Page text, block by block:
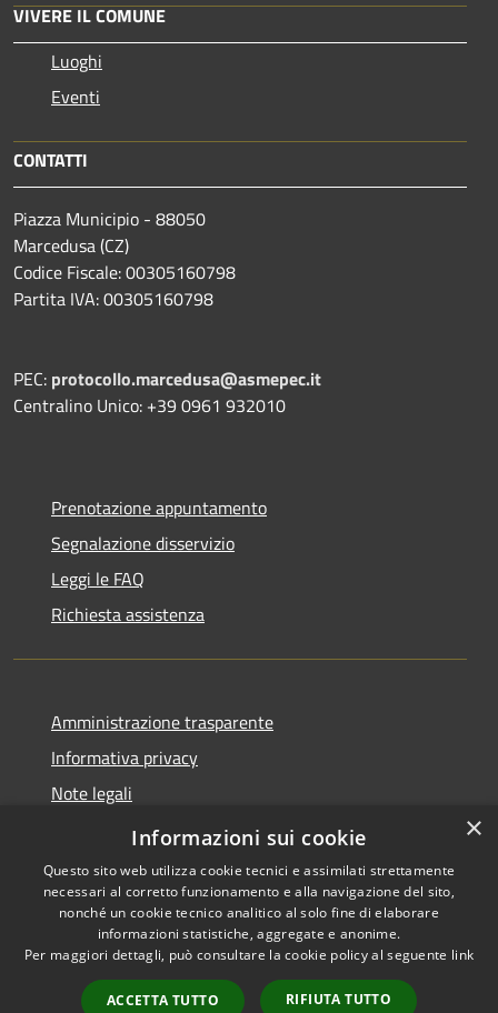
VIVERE IL COMUNE
Luoghi
Eventi
CONTATTI
Piazza Municipio - 88050
Marcedusa (CZ)
Codice Fiscale: 00305160798
Partita IVA: 00305160798
PEC: protocollo.marcedusa@asmepec.it
Centralino Unico: +39 0961 932010
Prenotazione appuntamento
Segnalazione disservizio
Leggi le FAQ
Richiesta assistenza
Amministrazione trasparente
Informativa privacy
Note legali
Dichiarazione di accessibilità
Accessibilità
Copyright © 2026 • Comune di
Marcedusa • Powered by
Municipium•
Accesso
×
Informazioni sui cookie
Questo sito web utilizza cookie tecnici e assimilati strettamente
necessari al corretto funzionamento e alla navigazione del sito,
nonché un cookie tecnico analitico al solo fine di elaborare
informazioni statistiche, aggregate e anonime.
Per maggiori dettagli, può consultare la cookie policy al seguente link
ACCETTA TUTTO RIFIUTA TUTTO